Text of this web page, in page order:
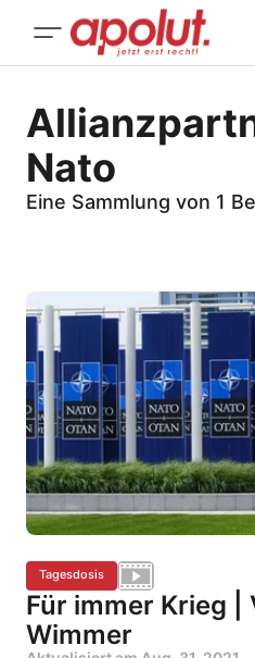
Nato
Eine Sammlung von 1
Tagesdosis
Für immer Krieg |
Wimmer